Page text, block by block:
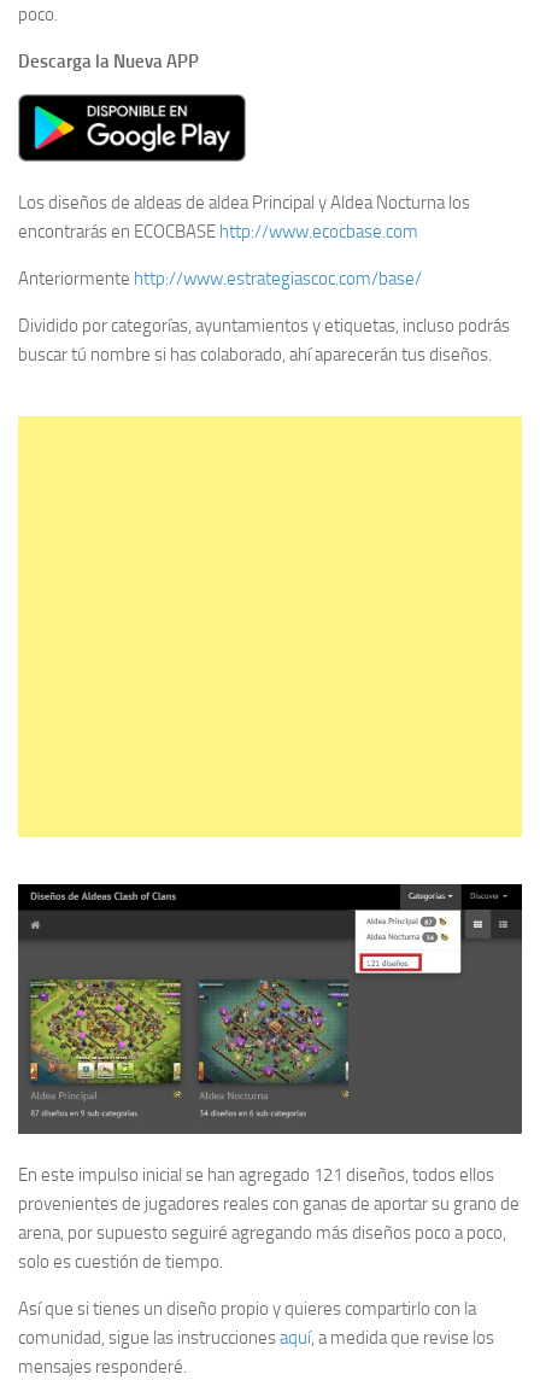
poco.
Descarga la Nueva APP
Los diseños de aldeas de aldea Principal y Aldea Nocturna los
encontrarás en ECOCBASE http://www.ecocbase.com
Anteriormente http://www.estrategiascoc.com/base/
Dividido por categorías, ayuntamientos y etiquetas, incluso podrás
buscar tú nombre si has colaborado, ahí aparecerán tus diseños.
En este impulso inicial se han agregado 121 diseños, todos ellos
provenientes de jugadores reales con ganas de aportar su grano de
arena, por supuesto seguiré agregando más diseños poco a poco,
solo es cuestión de tiempo.
Así que si tienes un diseño propio y quieres compartirlo con la
comunidad, sigue las instruccionesaquí, a medida que revise los
mensajes responderé.